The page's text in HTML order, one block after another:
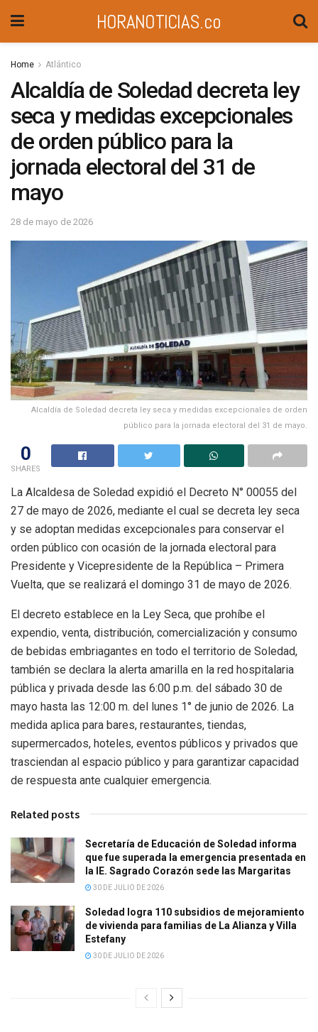
HORANOTICIAS.co
Home Atlántico
Alcaldía de Soledad decreta ley
seca y medidas excepcionales
de orden público para la
jornada electoral del 31 de
mayo
28 de mayo de 2026
Alcaldía de Soledad decreta ley seca y medidas excepcionales de orden
público para la jornada electoral del 31 de mayo.
0
SHARES
La Alcaldesa de Soledad expidió el Decreto N° 00055 del
27 de mayo de 2026, mediante el cual se decreta ley seca
y se adoptan medidas excepcionales para conservar el
orden público con ocasión de la jornada electoral para
Presidente y Vicepresidente de la República – Primera
Vuelta, que se realizará el domingo 31 de mayo de 2026.
El decreto establece en la Ley Seca, que prohíbe el
expendio, venta, distribución, comercialización y consumo
de bebidas embriagantes en todo el territorio de Soledad,
también se declara la alerta amarilla en la red hospitalaria
pública y privada desde las 6:00 p.m. del sábado 30 de
mayo hasta las 12:00 m. del lunes 1° de junio de 2026. La
medida aplica para bares, restaurantes, tiendas,
supermercados, hoteles, eventos públicos y privados que
trasciendan al espacio público y para garantizar capacidad
de respuesta ante cualquier emergencia.
Related posts
Secretaría de Educación de Soledad informa
que fue superada la emergencia presentada en
la IE. Sagrado Corazón sede las Margaritas
30 DE JULIO DE 2026
Soledad logra 110 subsidios de mejoramiento
de vivienda para familias de La Alianza y Villa
Estefany
30 DE JULIO DE 2026